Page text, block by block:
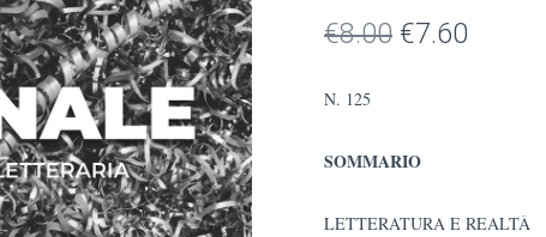
€8.00 Il
era:
€8.00.
€7.60
€7.60.
N. 125
SOMMARIO
LETTERATURA E REALTÀ